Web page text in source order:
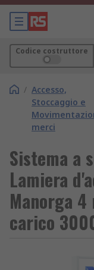
Codice costruttore
/ Accesso,
Stoccaggio e
merci
Sistema a
Lamiera
Manorga
carico